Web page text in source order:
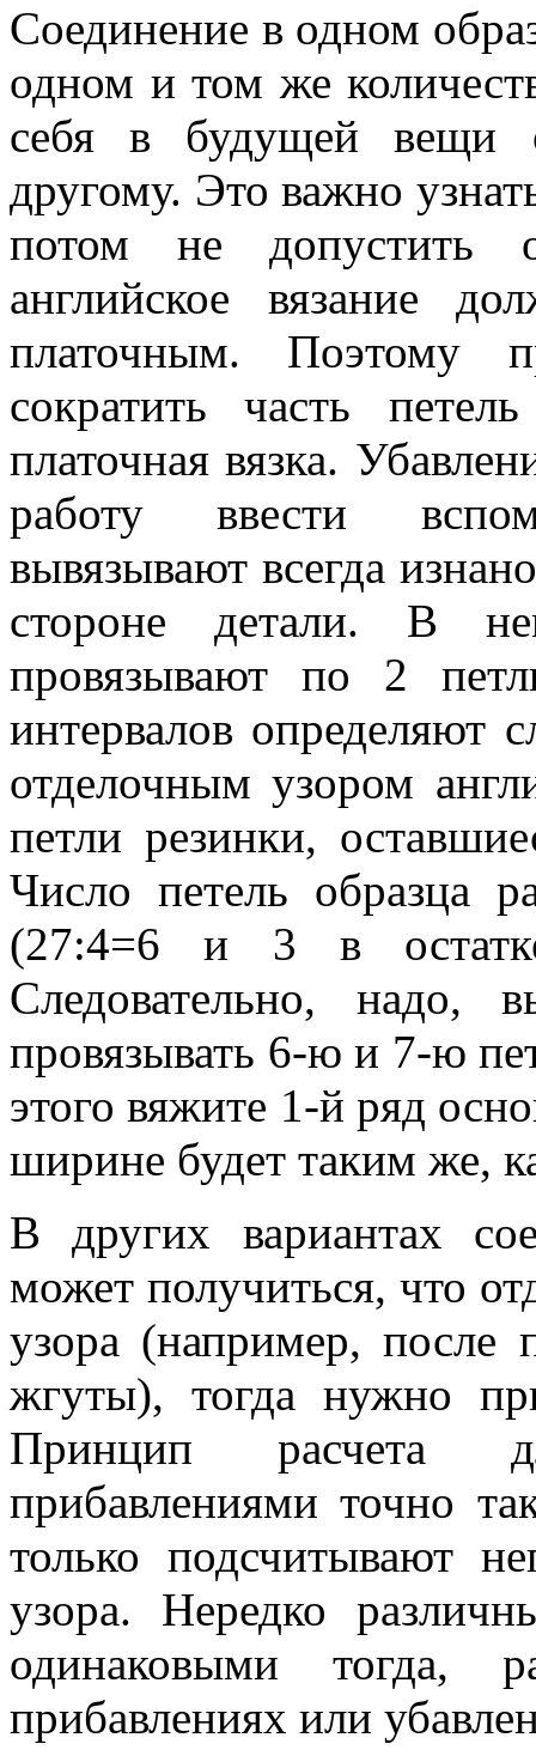
Соединение в одном
одном и том же
себя в будущей
другому. Это важно
потом не
английское вязание
платочным. Поэтому
сократить часть
платочная вязка.
работу ввести
вывязывают всегда
стороне детали. В
провязывают по 2
интервалов определяют
отделочным узором
петли резинки,
Число петель образца
(27:4=6 и 3 в
Следовательно, надо,
провязывать 6-ю и 7-ю
этого вяжите 1-й ряд
ширине будет таким же,
В других вариантах
может получиться, что
узора (например, после
жгуты), тогда нужно
Принцип расчета
прибавлениями точно
только подсчитывают
узора. Нередко
одинаковыми тогда,
прибавлениях или